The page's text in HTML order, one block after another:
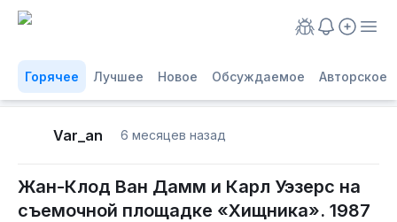
Горячее Лучшее Новое Обсуждаемое Авторское
Var_an 6 месяцев назад
Жан-Клод Ван Дамм и Карл Уэзерс на
съемочной площадке «Хищника». 1987